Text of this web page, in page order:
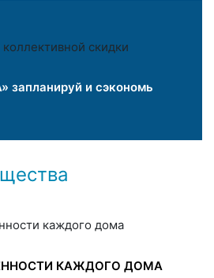
запланируй и сэкономь
КАЖДОГО ДОМА